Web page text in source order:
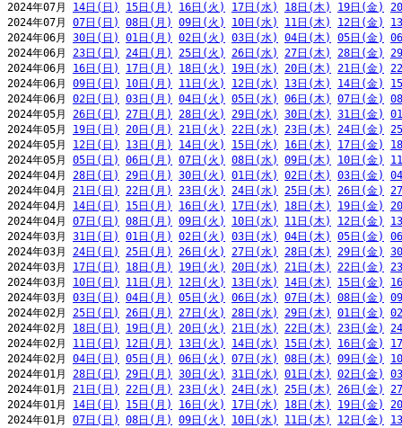
2024年07月 14日(日) 15日(月) 16日(火) 17日(水) 18日(木) 19日(金)
2024年07月 07日(日) 08日(月) 09日(火) 10日(水) 11日(木) 12日(金)
2024年06月 30日(日) 01日(月) 02日(火) 03日(水) 04日(木) 05日(金)
2024年06月 23日(日) 24日(月) 25日(火) 26日(水) 27日(木) 28日(金)
2024年06月 16日(日) 17日(月) 18日(火) 19日(水) 20日(木) 21日(金)
2024年06月 09日(日) 10日(月) 11日(火) 12日(水) 13日(木) 14日(金)
2024年06月 02日(日) 03日(月) 04日(火) 05日(水) 06日(木) 07日(金)
2024年05月 26日(日) 27日(月) 28日(火) 29日(水) 30日(木) 31日(金)
2024年05月 19日(日) 20日(月) 21日(火) 22日(水) 23日(木) 24日(金)
2024年05月 12日(日) 13日(月) 14日(火) 15日(水) 16日(木) 17日(金)
2024年05月 05日(日) 06日(月) 07日(火) 08日(水) 09日(木) 10日(金)
2024年04月 28日(日) 29日(月) 30日(火) 01日(水) 02日(木) 03日(金)
2024年04月 21日(日) 22日(月) 23日(火) 24日(水) 25日(木) 26日(金)
2024年04月 14日(日) 15日(月) 16日(火) 17日(水) 18日(木) 19日(金)
2024年04月 07日(日) 08日(月) 09日(火) 10日(水) 11日(木) 12日(金)
2024年03月 31日(日) 01日(月) 02日(火) 03日(水) 04日(木) 05日(金)
2024年03月 24日(日) 25日(月) 26日(火) 27日(水) 28日(木) 29日(金)
2024年03月 17日(日) 18日(月) 19日(火) 20日(水) 21日(木) 22日(金)
2024年03月 10日(日) 11日(月) 12日(火) 13日(水) 14日(木) 15日(金)
2024年03月 03日(日) 04日(月) 05日(火) 06日(水) 07日(木) 08日(金)
2024年02月 25日(日) 26日(月) 27日(火) 28日(水) 29日(木) 01日(金)
2024年02月 18日(日) 19日(月) 20日(火) 21日(水) 22日(木) 23日(金)
2024年02月 11日(日) 12日(月) 13日(火) 14日(水) 15日(木) 16日(金)
2024年02月 04日(日) 05日(月) 06日(火) 07日(水) 08日(木) 09日(金)
2024年01月 28日(日) 29日(月) 30日(火) 31日(水) 01日(木) 02日(金)
2024年01月 21日(日) 22日(月) 23日(火) 24日(水) 25日(木) 26日(金)
2024年01月 14日(日) 15日(月) 16日(火) 17日(水) 18日(木) 19日(金)
2024年01月 07日(日) 08日(月) 09日(火) 10日(水) 11日(木) 12日(金)